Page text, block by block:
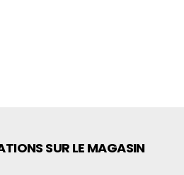
SUR LE MAGASIN